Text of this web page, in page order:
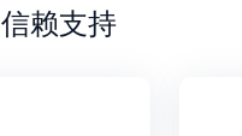
赖支持